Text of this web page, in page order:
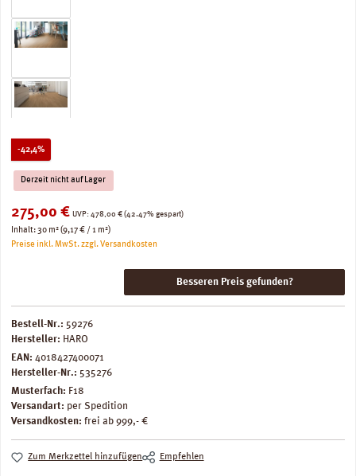
-42,4%Rabatt
Derzeit nicht auf Lager
Verkaufspreis:
275,00 € UVP: Regulärer Preis:
478,00 € (42.47% gespart)
Inhalt:30 m²(9,17 € / 1 m²)
Preise inkl. MwSt. zzgl. Versandkosten
Besseren Preis gefunden?
Bestell-Nr.: 59276
Hersteller: HARO
EAN: 4018427400071
Hersteller-Nr.: 535276
Musterfach: F18
Versandart: per Spedition
Versandkosten: frei ab 999,- €
Zum Merkzettel hinzufügen Empfehlen